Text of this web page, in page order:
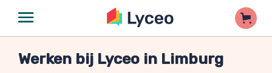
Werken bij Lyceo in Limburg